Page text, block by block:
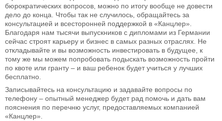
бюрократических вопросов, можно по итогу вообще не довести
дело до конца. Чтобы так не случилось, обращайтесь за
консультацией и всесторонней поддержкой в «Канцлер».
Благодаря нам тысячи выпускников с дипломами из Германии
сейчас строят карьеру и бизнес в самых разных отраслях. Не
откладывайте и вы возможность инвестировать в будущее, к
тому же мы можем попробовать подыскать возможность пройти
по квоте или гранту – и ваш ребенок будет учиться у лучших
бесплатно.
Записывайтесь на консультацию и задавайте вопросы по
телефону – опытный менеджер будет рад помочь и дать вам
пояснения по перечню услуг, предоставляемых компанией
«Канцлер».